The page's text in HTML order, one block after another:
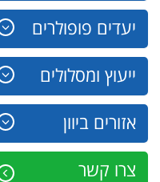
יעדים פופולרים
ייעוץ ומסלולים
אזורים ביוון
צרו קשר